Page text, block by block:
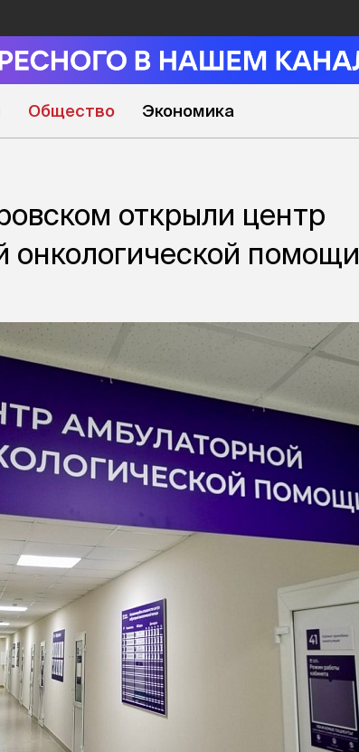
Общество Экономика
открыли центр
онкологической помощи